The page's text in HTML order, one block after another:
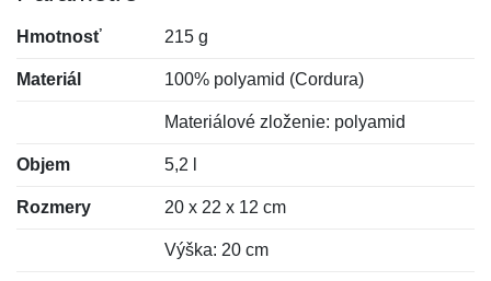
Hmotnosť 215 g
Materiál 100% polyamid (Cordura)
Materiálové zloženie: polyamid
Objem 5,2 l
Rozmery 20 x 22 x 12 cm
Výška: 20 cm